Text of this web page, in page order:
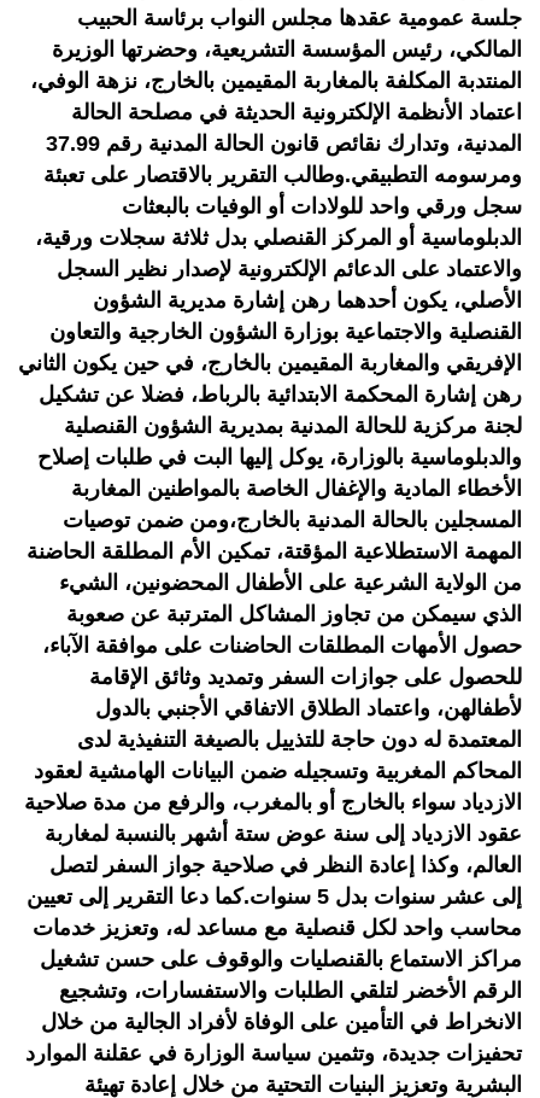
جلسة عمومية عقدها مجلس النواب برئاسة الحبيب
المالكي، رئيس المؤسسة التشريعية، وحضرتها الوزيرة
المنتدبة المكلفة بالمغاربة المقيمين بالخارج، نزهة الوفي،
اعتماد الأنظمة الإلكترونية الحديثة في مصلحة الحالة
المدنية، وتدارك نقائص قانون الحالة المدنية رقم 37.99
ومرسومه التطبيقي.وطالب التقرير بالاقتصار على تعبئة
سجل ورقي واحد للولادات أو الوفيات بالبعثات
الدبلوماسية أو المركز القنصلي بدل ثلاثة سجلات ورقية،
والاعتماد على الدعائم الإلكترونية لإصدار نظير السجل
الأصلي، يكون أحدهما رهن إشارة مديرية الشؤون
القنصلية والاجتماعية بوزارة الشؤون الخارجية والتعاون
الإفريقي والمغاربة المقيمين بالخارج، في حين يكون الثاني
رهن إشارة المحكمة الابتدائية بالرباط، فضلا عن تشكيل
لجنة مركزية للحالة المدنية بمديرية الشؤون القنصلية
والدبلوماسية بالوزارة، يوكل إليها البت في طلبات إصلاح
الأخطاء المادية والإغفال الخاصة بالمواطنين المغاربة
المسجلين بالحالة المدنية بالخارج،ومن ضمن توصيات
المهمة الاستطلاعية المؤقتة، تمكين الأم المطلقة الحاضنة
من الولاية الشرعية على الأطفال المحضونين، الشيء
الذي سيمكن من تجاوز المشاكل المترتبة عن صعوبة
حصول الأمهات المطلقات الحاضنات على موافقة الآباء،
للحصول على جوازات السفر وتمديد وثائق الإقامة
لأطفالهن، واعتماد الطلاق الاتفاقي الأجنبي بالدول
المعتمدة له دون حاجة للتذييل بالصيغة التنفيذية لدى
المحاكم المغربية وتسجيله ضمن البيانات الهامشية لعقود
الازدياد سواء بالخارج أو بالمغرب، والرفع من مدة صلاحية
عقود الازدياد إلى سنة عوض ستة أشهر بالنسبة لمغاربة
العالم، وكذا إعادة النظر في صلاحية جواز السفر لتصل
إلى عشر سنوات بدل 5 سنوات.كما دعا التقرير إلى تعيين
محاسب واحد لكل قنصلية مع مساعد له، وتعزيز خدمات
مراكز الاستماع بالقنصليات والوقوف على حسن تشغيل
الرقم الأخضر لتلقي الطلبات والاستفسارات، وتشجيع
الانخراط في التأمين على الوفاة لأفراد الجالية من خلال
تحفيزات جديدة، وتثمين سياسة الوزارة في عقلنة الموارد
البشرية وتعزيز البنيات التحتية من خلال إعادة تهيئة